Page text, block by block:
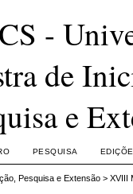
-
de
e
PESQUISA
Pesquisa e Extensão> XVIII